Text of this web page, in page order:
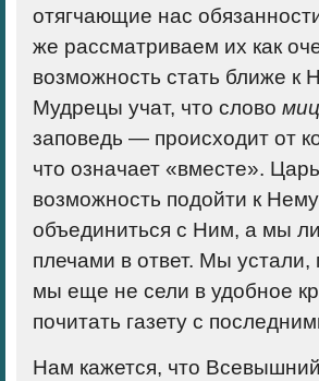
отягчающие нас
же рассматриваем их как
возможность стать ближе к
Мудрецы учат, что слово
заповедь — происходит от
что означает «вместе».
возможность подойти к
объединиться с Ним, а мы
плечами в ответ. Мы
мы еще не сели в удобное
почитать газету с
Нам кажется, что